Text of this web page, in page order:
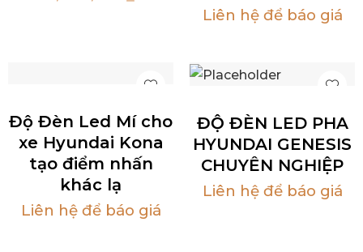
Liên hệ để báo giá
Độ Đèn Led Mí cho
xe Hyundai Kona
tạo điểm nhấn
khác lạ
Liên hệ để báo giá
ĐỘ ĐÈN LED PHA
HYUNDAI GENESIS
CHUYÊN NGHIỆP
Liên hệ để báo giá